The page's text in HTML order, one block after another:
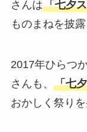
さんは「七夕
ものまねを披露
2017年ひらつ
さんも、 「七
おかしく祭り